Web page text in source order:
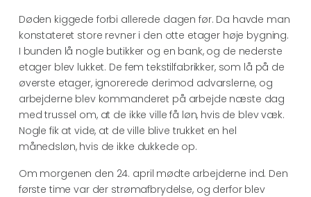
Døden kiggede forbi allerede dagen før. Da havde man
konstateret store revner i den otte etager høje bygning.
I bunden lå nogle butikker og en bank, og de nederste
etager blev lukket. De fem tekstilfabrikker, som lå på de
øverste etager, ignorerede derimod advarslerne, og
arbejderne blev kommanderet på arbejde næste dag
med trussel om, at de ikke ville få løn, hvis de blev væk.
Nogle fik at vide, at de ville blive trukket en hel
månedsløn, hvis de ikke dukkede op.
Om morgenen den 24. april mødte arbejderne ind. Den
første time var der strømafbrydelse, og derfor blev